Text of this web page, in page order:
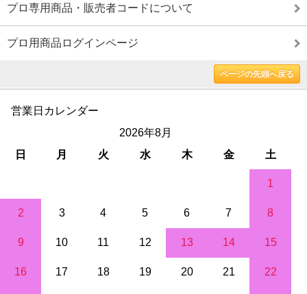
プロ専用商品・販売者コードについて
プロ用商品ログインページ
ページの先頭へ戻る
営業日カレンダー
2026年8月
日
月 火 水 木 金 土
1
2 3 4 5 6 7 8
9 10 11 12 13 14 15
16 17 18 19 20 21 22